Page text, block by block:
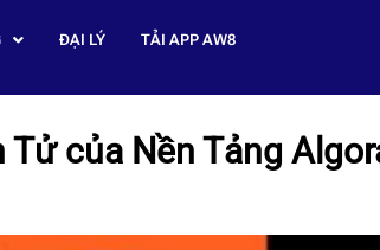
ĐẠI LÝ TẢI APP AW8
của Nền Tảng